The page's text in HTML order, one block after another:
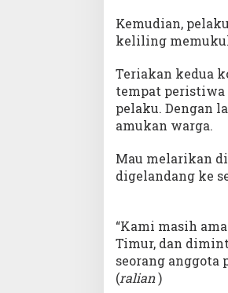
Kemudian,
keliling
Teriakan kedua
tempat peristiwa
pelaku. Dengan
amukan warga.
Mau melarikan
digelandang ke
“Kami masih
Timur, dan
seorang anggota
(ralian)